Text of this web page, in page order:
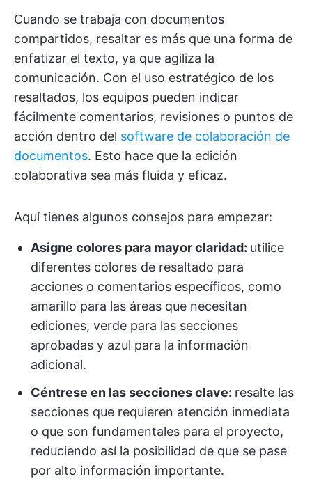
Cuando se trabaja con documentos
compartidos, resaltar es más que una forma de
enfatizar el texto, ya que agiliza la
comunicación. Con el uso estratégico de los
resaltados, los equipos pueden indicar
fácilmente comentarios, revisiones o puntos de
acción dentro del software de colaboración de
documentos. Esto hace que la edición
colaborativa sea más fluida y eficaz.
Aquí tienes algunos consejos para empezar:
Asigne colores para mayor claridad: utilice
diferentes colores de resaltado para
acciones o comentarios específicos, como
amarillo para las áreas que necesitan
ediciones, verde para las secciones
aprobadas y azul para la información
adicional.
Céntrese en las secciones clave: resalte las
secciones que requieren atención inmediata
o que son fundamentales para el proyecto,
reduciendo así la posibilidad de que se pase
por alto información importante.